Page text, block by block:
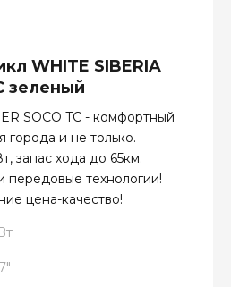
WHITE SIBERIA
зеленый
SOCO TC - комфортный
города и не только.
запас хода до 65км.
передовые технологии!
цена-качество!